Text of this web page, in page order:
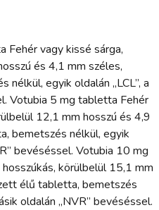
Fehér vagy kissé sárga,
és 4,1 mm széles,
egyik oldalán „LCL”, a
Votubia 5 mg tabletta Fehér
12,1 mm hosszú és 4,9
bemetszés nélkül, egyik
bevéséssel. Votubia 10 mg
körülbelül 15,1 mm
élű tabletta, bemetszés
oldalán „NVR” bevéséssel.